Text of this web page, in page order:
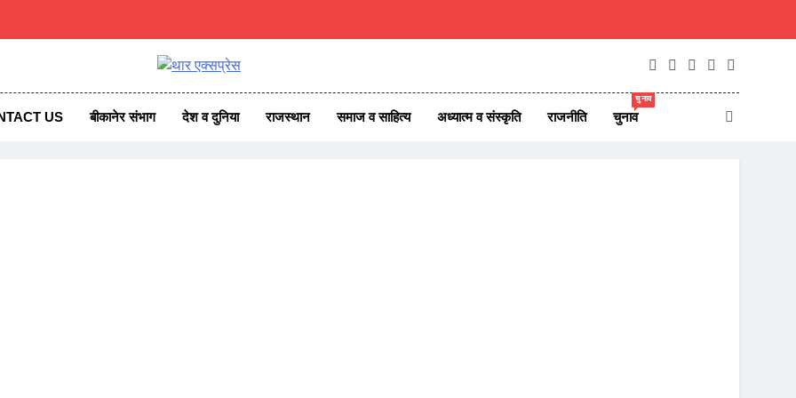
News
US बीकानेर संभाग देश व दुनिया राजस्थान समाज व साहित्य अध्यात्म व संस्कृति राजनीति चुनाव
चुनाव